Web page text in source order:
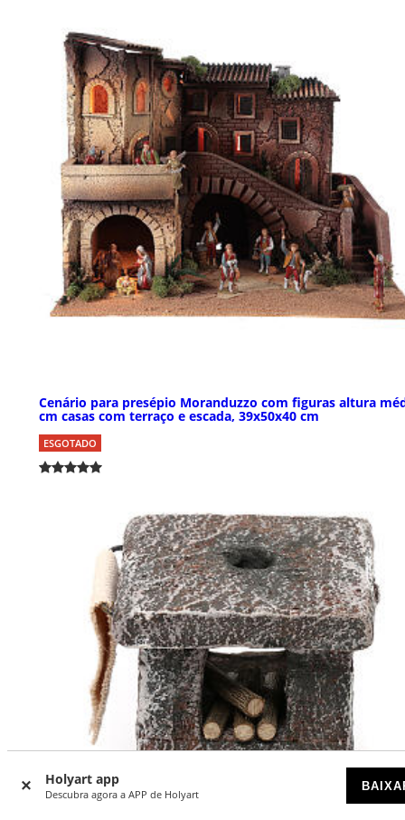
Holyart app
Descubra agora a APP de Holyart
Cenário para presépio Moranduzzo com figuras altura
cm casas com terraço e escada, 39x50x40 cm
ESGOTADO